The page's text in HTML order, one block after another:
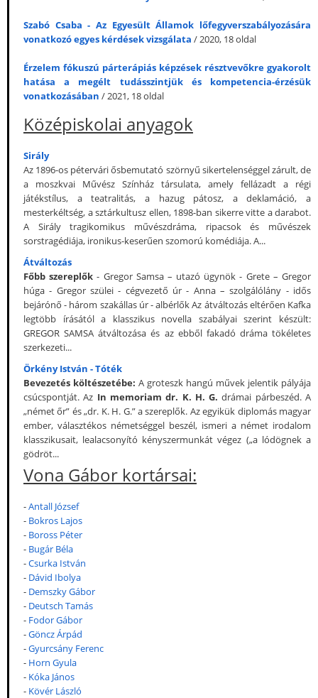
Szabó Csaba - Az Egyesült Államok lőfegyverszabályozására
vonatkozó egyes kérdések vizsgálata / 2020, 18 oldal
Érzelem fókuszú párterápiás képzések résztvevőkre gyakorolt
hatása a megélt tudásszintjük és kompetencia-érzésük
vonatkozásában / 2021, 18 oldal
Középiskolai anyagok
Sirály
Az 1896-os pétervári ősbemutató szörnyű sikertelenséggel zárult, de
a moszkvai Művész Színház társulata, amely fellázadt a régi
játékstílus, a teatralitás, a hazug pátosz, a deklamáció, a
mesterkéltség, a sztárkultusz ellen, 1898-ban sikerre vitte a darabot.
A Sirály tragikomikus művészdráma, ripacsok és művészek
sorstragédiája, ironikus-keserűen szomorú komédiája. A...
Átváltozás
Főbb szereplők - Gregor Samsa – utazó ügynök - Grete – Gregor
húga - Gregor szülei - cégvezető úr - Anna – szolgálólány - idős
bejárónő - három szakállas úr - albérlők Az átváltozás eltérően Kafka
legtöbb írásától a klasszikus novella szabályai szerint készült:
GREGOR SAMSA átváltozása és az ebből fakadó dráma tökéletes
szerkezeti...
Örkény István - Tóték
Bevezetés költészetébe: A groteszk hangú művek jelentik pályája
csúcspontját. Az In memoriam dr. K. H. G. drámai párbeszéd. A
„német őr” és „dr. K. H. G.” a szereplők. Az egyikük diplomás magyar
ember, választékos németséggel beszél, ismeri a német irodalom
klasszikusait, lealacsonyító kényszermunkát végez („a lódögnek a
gödröt...
Vona Gábor kortársai:
-Antall József
- Bokros Lajos
- Boross Péter
- Bugár Béla
-Csurka István
- Dávid Ibolya
- Demszky Gábor
- Deutsch Tamás
- Fodor Gábor
-Göncz Árpád
-Gyurcsány Ferenc
- Horn Gyula
- Kóka János
- Kövér László